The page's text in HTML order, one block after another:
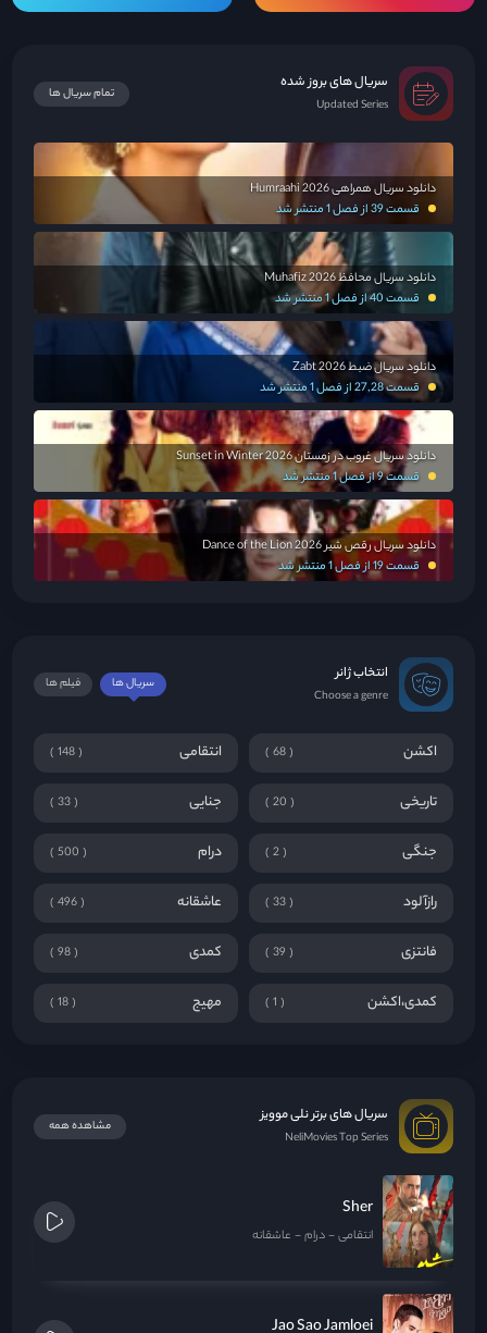
سریال های بروز شده
Updated Series
تمام سریال ها
دانلود سریال همراهی Humraahi 2026
قسمت 39 از فصل 1 منتشر شد
دانلود سریال محافظ Muhafiz 2026
قسمت 40 از فصل 1 منتشر شد
دانلود سریال ضبط Zabt 2026
قسمت 27,28 از فصل 1 منتشر شد
دانلود سریال غروب در زمستان Sunset in Winter 2026
قسمت 9 از فصل 1 منتشر شد
دانلود سریال رقص شیر Dance of the Lion 2026
قسمت 19 از فصل 1 منتشر شد
انتخاب ژانر
Choose a genre
فیلم ها سریال ها
اکشن 68 انتقامی 148
تاریخی 20 جنایی 33
جنگی 2 درام 500
رازآلود 33 عاشقانه 496
فانتزی 39 کمدی 98
کمدی،اکشن 1 مهیج 18
سریال های برتر نلی موویز
NeliMovies Top Series
مشاهده همه
Sher
انتقامی درام عاشقانه
Jao Sao Jamloei